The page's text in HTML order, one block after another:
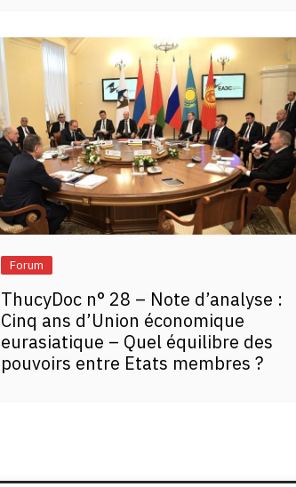
Forum
ThucyDoc n° 28 – Note d’analyse :
Cinq ans d’Union économique
eurasiatique – Quel équilibre des
pouvoirs entre Etats membres ?